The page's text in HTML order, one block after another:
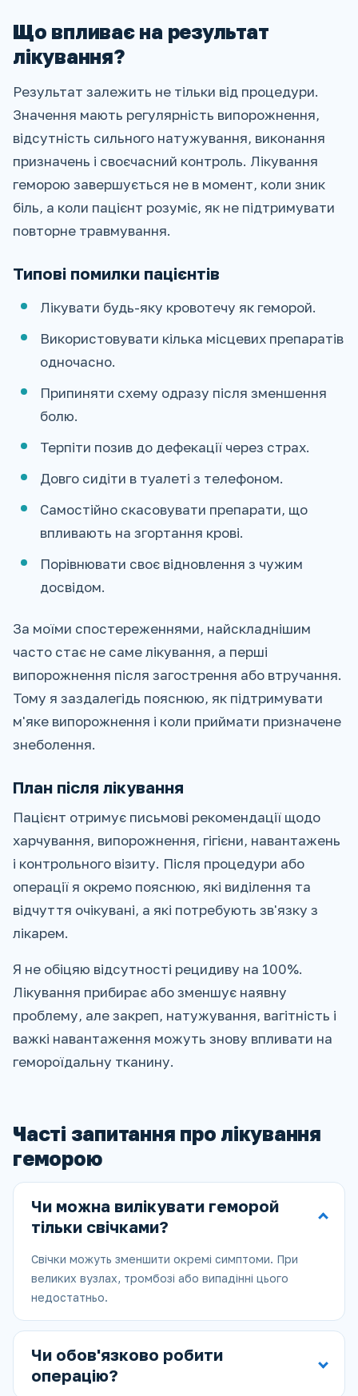
Що впливає на результат
лікування?
Результат залежить не тільки від процедури.
Значення мають регулярність випорожнення,
відсутність сильного натужування, виконання
призначень і своєчасний контроль. Лікування
геморою завершується не в момент, коли зник
біль, а коли пацієнт розуміє, як не підтримувати
повторне травмування.
Типові помилки пацієнтів
Лікувати будь-яку кровотечу як геморой.
Використовувати кілька місцевих препаратів
одночасно.
Припиняти схему одразу після зменшення
болю.
Терпіти позив до дефекації через страх.
Довго сидіти в туалеті з телефоном.
Самостійно скасовувати препарати, що
впливають на згортання крові.
Порівнювати своє відновлення з чужим
досвідом.
За моїми спостереженнями, найскладнішим
часто стає не саме лікування, а перші
випорожнення після загострення або втручання.
Тому я заздалегідь пояснюю, як підтримувати
м'яке випорожнення і коли приймати призначене
знеболення.
План після лікування
Пацієнт отримує письмові рекомендації щодо
харчування, випорожнення, гігієни, навантажень
і контрольного візиту. Після процедури або
операції я окремо пояснюю, які виділення та
відчуття очікувані, а які потребують зв'язку з
лікарем.
Я не обіцяю відсутності рецидиву на 100%.
Лікування прибирає або зменшує наявну
проблему, але закреп, натужування, вагітність і
важкі навантаження можуть знову впливати на
гемороїдальну тканину.
Часті запитання про лікування
геморою
Чи можна вилікувати геморой
тільки свічками?
Свічки можуть зменшити окремі симптоми. При
великих вузлах, тромбозі або випадінні цього
недостатньо.
Чи обов'язково робити
операцію?